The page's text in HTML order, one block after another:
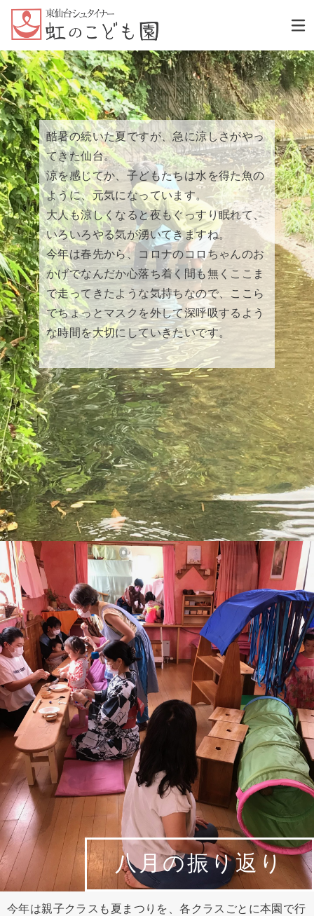
酷暑の続いた夏ですが、急に涼しさがやっ
てきた仙台。
涼を感じてか、子どもたちは水を得た魚の
ように、元気になっています。
大人も涼しくなると夜もぐっすり眠れて、
いろいろやる気が湧いてきますね。
今年は春先から、コロナのコロちゃんのお
かげでなんだか心落ち着く間も無くここま
で走ってきたような気持ちなので、ここら
でちょっとマスクを外して深呼吸するよう
な時間を大切にしていきたいです。
八月の振り返り
今年は親子クラスも夏まつりを、各クラスごとに本園で行